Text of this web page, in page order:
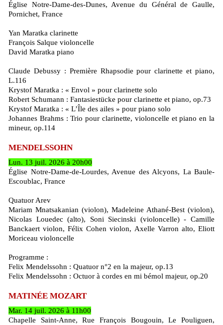
Église Notre-Dame-des-Dunes, Avenue du Général de Gaulle,
Pornichet, France
Yan Maratka clarinette
François Salque violoncelle
David Maratka piano
Claude Debussy : Première Rhapsodie pour clarinette et piano,
L.116
Krystof Maratka : « Envol » pour clarinette solo
Robert Schumann : Fantasiestücke pour clarinette et piano, op.73
Krystof Maratka : « L’Île des ailes » pour piano solo
Johannes Brahms : Trio pour clarinette, violoncelle et piano en la
mineur, op.114
MENDELSSOHN
Lun. 13 juil. 2026 à 20h00
Église Notre-Dame-de-Lourdes, Avenue des Alcyons, La Baule-
Escoublac, France
Quatuor Arev
Mariam Mnatsakanian (violon), Madeleine Athané-Best (violon),
Nicolas Louedec (alto), Soni Siecinski (violoncelle) - Camille
Banckaert violon, Félix Cohen violon, Axelle Varron alto, Eliott
Moriceau violoncelle
Programme :
Felix Mendelssohn : Quatuor n°2 en la majeur, op.13
Felix Mendelssohn : Octuor à cordes en mi bémol majeur, op.20
MATINÉE MOZART
Mar. 14 juil. 2026 à 11h00
Chapelle Saint-Anne, Rue François Bougouin, Le Pouliguen,